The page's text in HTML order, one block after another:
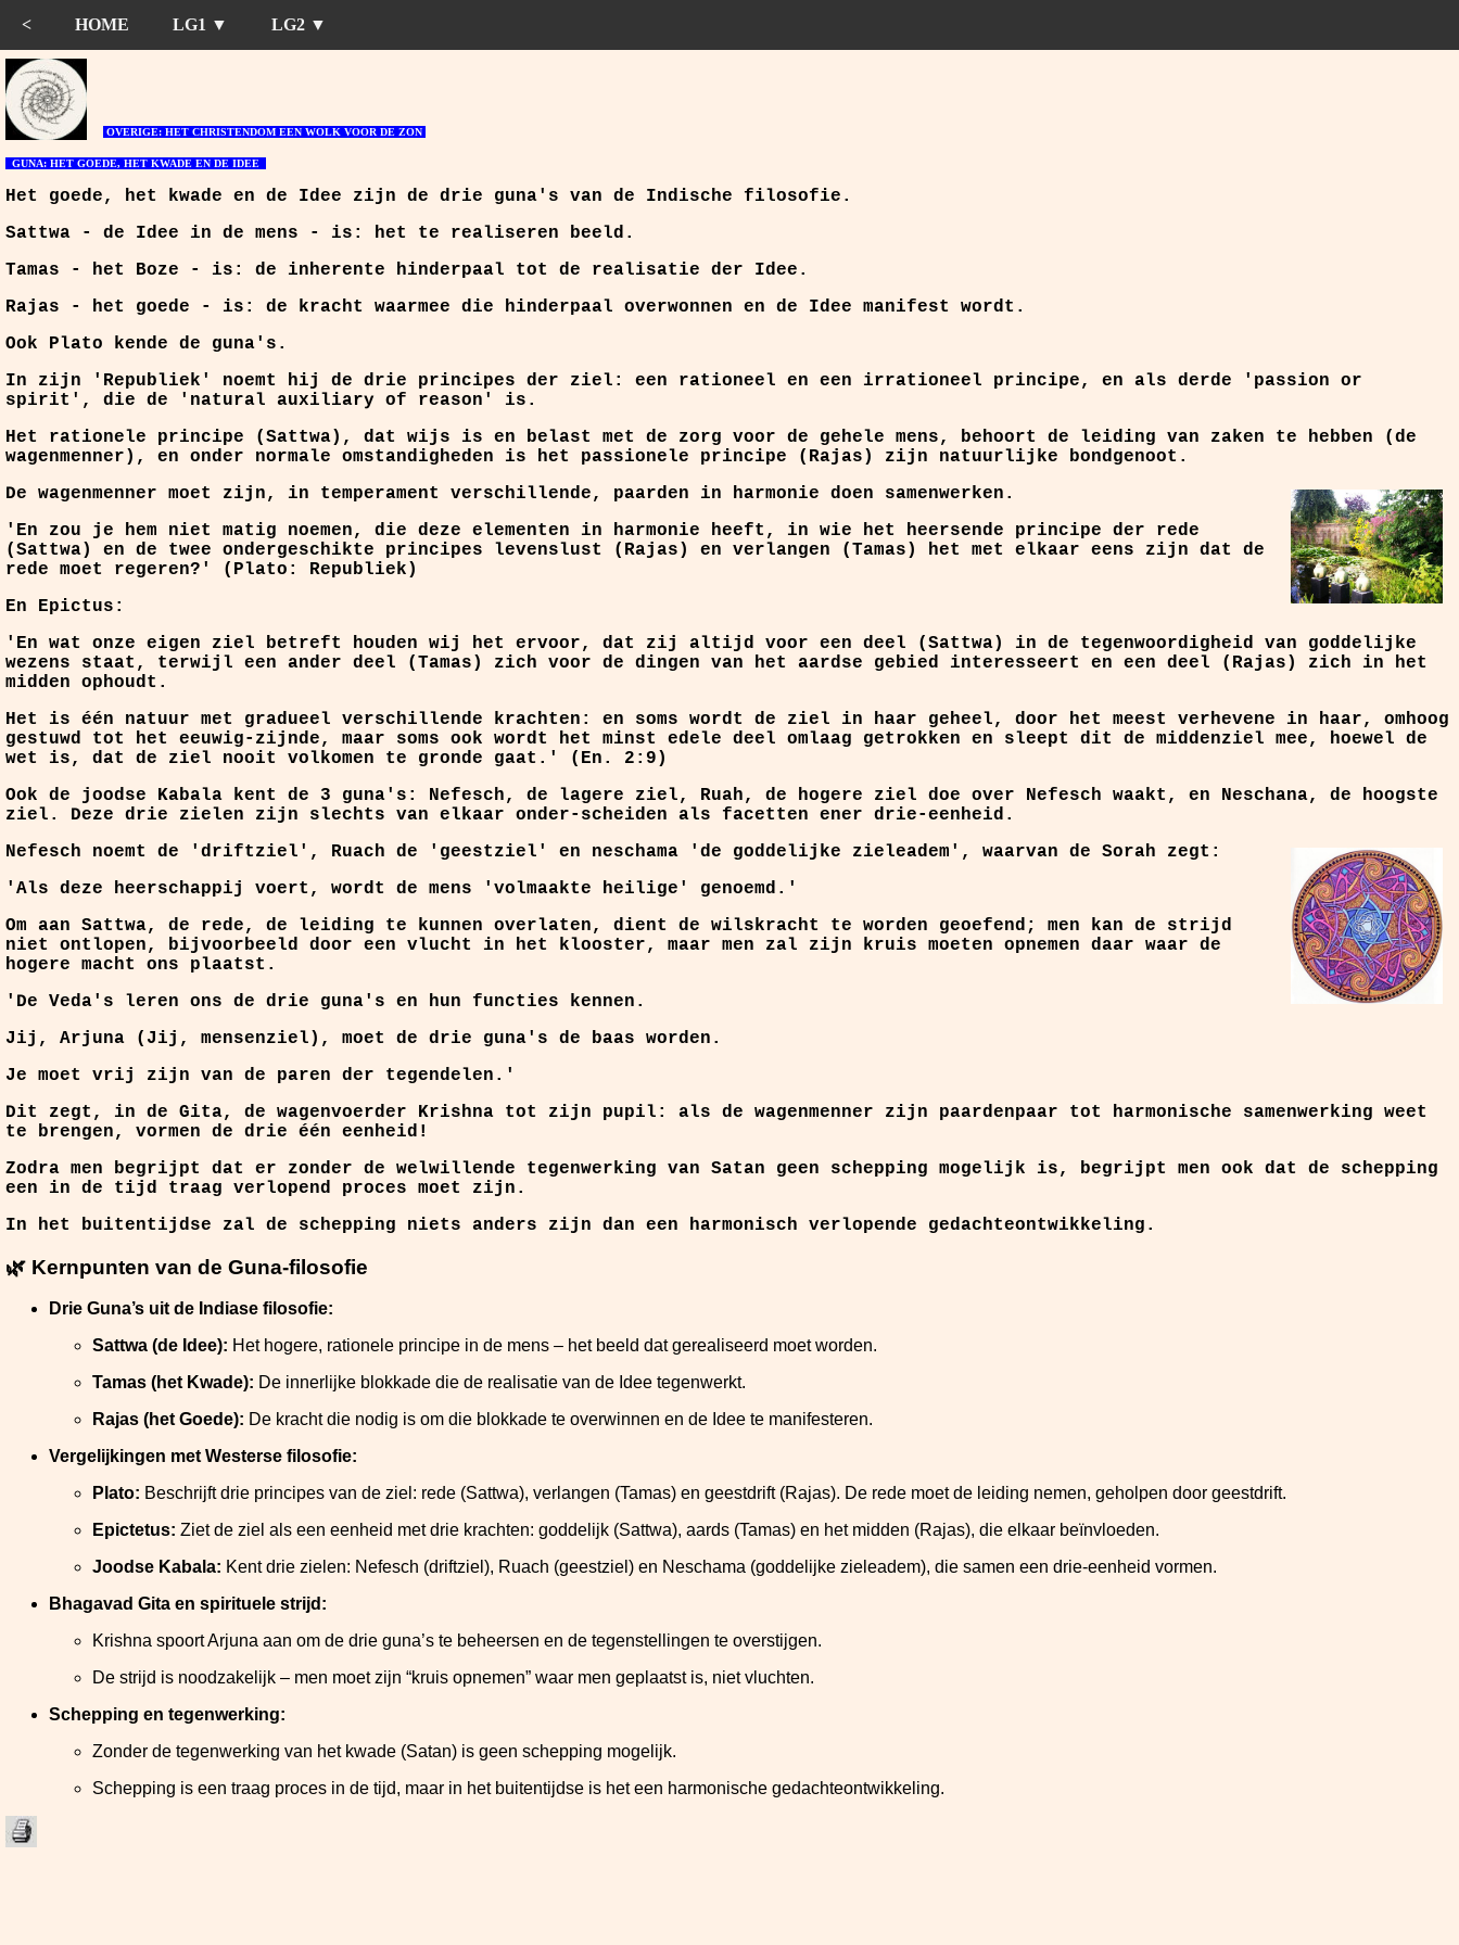
< HOME LG1 ▼ LG2 ▼
OVERIGE: HET CHRISTENDOM EEN WOLK VOOR DE ZON
GUNA: HET GOEDE, HET KWADE EN DE IDEE
Het goede, het kwade en de Idee zijn de drie guna's van de Indische filosofie.
Sattwa - de Idee in de mens - is: het te realiseren beeld.
Tamas - het Boze - is: de inherente hinderpaal tot de realisatie der Idee.
Rajas - het goede - is: de kracht waarmee die hinderpaal overwonnen en de Idee manifest wordt.
Ook Plato kende de guna's.
In zijn 'Republiek' noemt hij de drie principes der ziel: een rationeel en een irrationeel principe, en als derde 'passion or
spirit', die de 'natural auxiliary of reason' is.
Het rationele principe (Sattwa), dat wijs is en belast met de zorg voor de gehele mens, behoort de leiding van zaken te hebben (de
wagenmenner), en onder normale omstandigheden is het passionele principe (Rajas) zijn natuurlijke bondgenoot.
De wagenmenner moet zijn, in temperament verschillende, paarden in harmonie doen samenwerken.
'En zou je hem niet matig noemen, die deze elementen in harmonie heeft, in wie het heersende principe der rede
(Sattwa) en de twee ondergeschikte principes levenslust (Rajas) en verlangen (Tamas) het met elkaar eens zijn dat de
rede moet regeren?' (Plato: Republiek)
En Epictus:
'En wat onze eigen ziel betreft houden wij het ervoor, dat zij altijd voor een deel (Sattwa) in de tegenwoordigheid van goddelijke
wezens staat, terwijl een ander deel (Tamas) zich voor de dingen van het aardse gebied interesseert en een deel (Rajas) zich in het
midden ophoudt.
Het is één natuur met gradueel verschillende krachten: en soms wordt de ziel in haar geheel, door het meest verhevene in haar, omhoog
gestuwd tot het eeuwig-zijnde, maar soms ook wordt het minst edele deel omlaag getrokken en sleept dit de middenziel mee, hoewel de
wet is, dat de ziel nooit volkomen te gronde gaat.' (En. 2:9)
Ook de joodse Kabala kent de 3 guna's: Nefesch, de lagere ziel, Ruah, de hogere ziel doe over Nefesch waakt, en Neschana, de hoogste
ziel. Deze drie zielen zijn slechts van elkaar onder-scheiden als facetten ener drie-eenheid.
Nefesch noemt de 'driftziel', Ruach de 'geestziel' en neschama 'de goddelijke zieleadem', waarvan de Sorah zegt:
'Als deze heerschappij voert, wordt de mens 'volmaakte heilige' genoemd.'
Om aan Sattwa, de rede, de leiding te kunnen overlaten, dient de wilskracht te worden geoefend; men kan de strijd
niet ontlopen, bijvoorbeeld door een vlucht in het klooster, maar men zal zijn kruis moeten opnemen daar waar de
hogere macht ons plaatst.
'De Veda's leren ons de drie
guna's en hun functies kennen.
Jij, Arjuna (Jij, mensenziel), moet de drie guna's de baas worden.
Je moet vrij zijn van de paren der tegendelen.'
Dit zegt, in de Gita, de wagenvoerder Krishna tot zijn pupil: als de wagenmenner zijn paardenpaar tot harmonische samenwerking weet
te brengen, vormen de drie
één eenheid!
Zodra men begrijpt dat er zonder de welwillende tegenwerking van Satan geen schepping mogelijk is, begrijpt men ook dat de schepping
een in de tijd traag verlopend proces moet zijn.
In het buitentijdse zal de schepping niets anders zijn dan een harmonisch verlopende gedachteontwikkeling.
🌿 Kernpunten van de Guna-filosofie
Drie Guna’s uit de Indiase filosofie:
Sattwa (de Idee): Het hogere, rationele principe in de mens – het beeld dat gerealiseerd moet worden.
Tamas (het Kwade): De innerlijke blokkade die de realisatie van de Idee tegenwerkt.
Rajas (het Goede): De kracht die nodig is om die blokkade te overwinnen en de Idee te manifesteren.
Vergelijkingen met Westerse filosofie:
Plato: Beschrijft drie principes van de ziel: rede (Sattwa), verlangen (Tamas) en geestdrift (Rajas). De rede moet de leiding nemen, geholpen door geestdrift.
Epictetus: Ziet de ziel als een eenheid met drie krachten: goddelijk (Sattwa), aards (Tamas) en het midden (Rajas), die elkaar beïnvloeden.
Joodse Kabala: Kent drie zielen: Nefesch (driftziel), Ruach (geestziel) en Neschama (goddelijke zieleadem), die samen een drie-eenheid vormen.
Bhagavad Gita en spirituele strijd:
Krishna spoort Arjuna aan om de drie guna’s te beheersen en de tegenstellingen te overstijgen.
De strijd is noodzakelijk – men moet zijn “kruis opnemen” waar men geplaatst is, niet vluchten.
Schepping en tegenwerking:
Zonder de tegenwerking van het kwade (Satan) is geen schepping mogelijk.
Schepping is een traag proces in de tijd, maar in het buitentijdse is het een harmonische gedachteontwikkeling.